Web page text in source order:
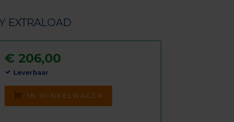
EXTRALOAD
€206,00
Leverbaar
IN WINKELWAGEN